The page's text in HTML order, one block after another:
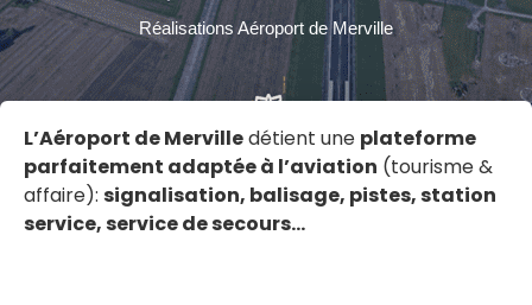
Réalisations Aéroport de Merville
L’Aéroport de Mervilledétient une plateforme
parfaitement adaptée à l’aviation (tourisme &
affaire): signalisation, balisage, pistes, station
service, service de secours…